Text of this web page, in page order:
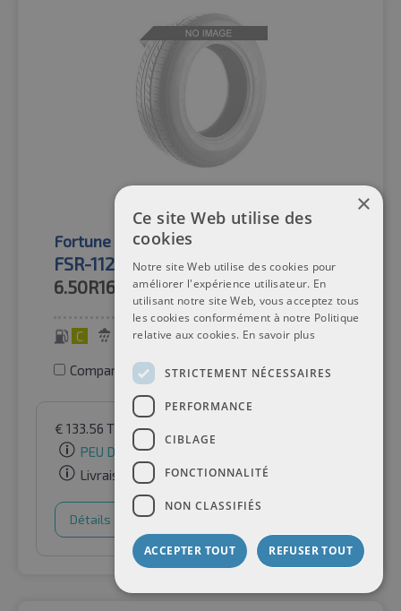
Fortune Pneus d'été
FSR-112 10PR BSW
6.50R16
107Q
C 72 dB
Comparer les pneus
€ 133.56 TVA incluse
PEU DE STOCK
Livraison gratuite
Détails Panier d'achat
×
Ce site Web utilise des
cookies
Notre site Web utilise des cookies pour
améliorer l'expérience utilisateur. En
utilisant notre site Web, vous acceptez tous
les cookies conformément à notre Politique
relative aux cookies. En savoir plus
STRICTEMENT NÉCESSAIRES
PERFORMANCE
CIBLAGE
FONCTIONNALITÉ
NON CLASSIFIÉS
ACCEPTER TOUT REFUSER TOUT